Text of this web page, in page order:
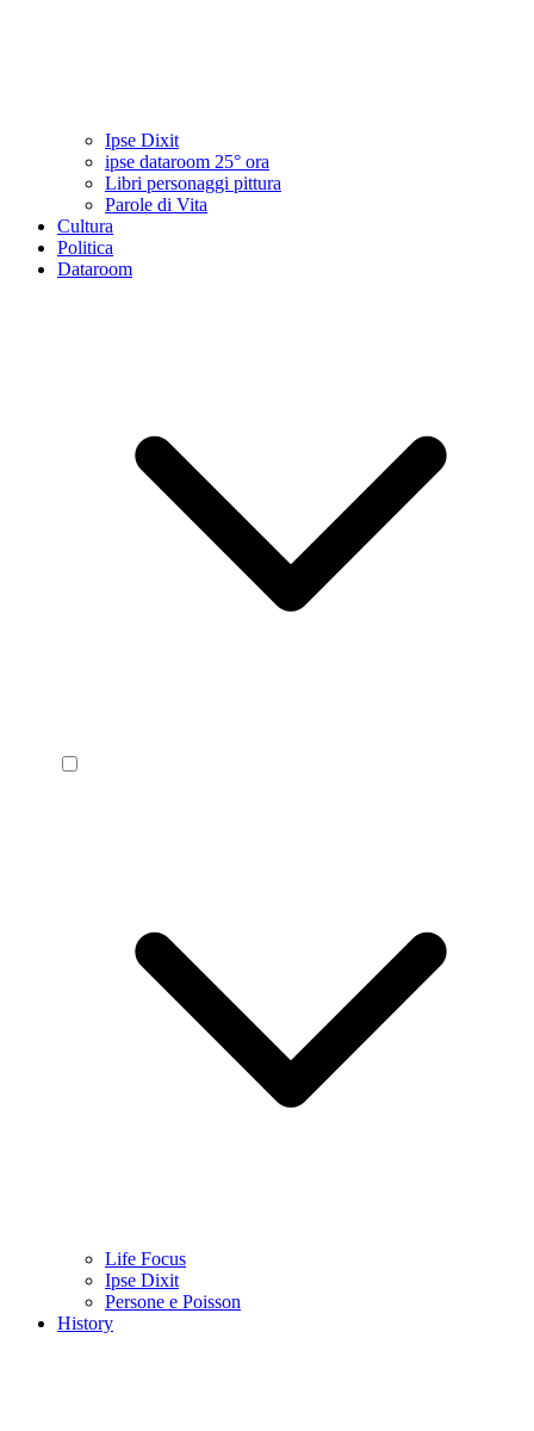
Ipse Dixit
ipse dataroom 25° ora
Libri personaggi pittura
Parole di Vita
Cultura
Politica
Dataroom
Life Focus
Ipse Dixit
Persone e Poisson
History